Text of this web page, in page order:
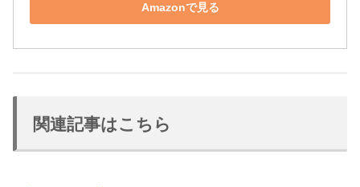
Amazonで見る
関連記事はこちら